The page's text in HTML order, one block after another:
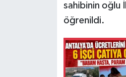
sahibinin oğlu
öğrenildi.